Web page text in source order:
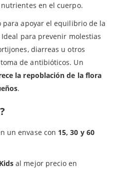
en el cuerpo.
para apoyar el equilibrio de la
para prevenir molestias
diarreas u otros
de antibióticos. Un
la repoblación de la flora
.
un envase con 15, 30 y 60
al mejor precio en